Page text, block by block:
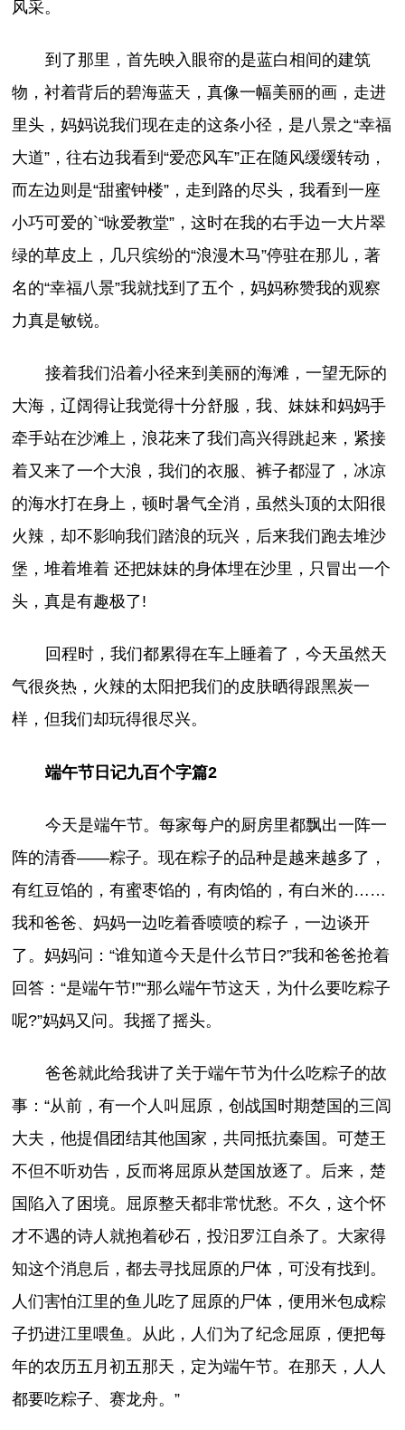
风采。
到了那里，首先映入眼帘的是蓝白相间的建筑
物，衬着背后的碧海蓝天，真像一幅美丽的画，走进
里头，妈妈说我们现在走的这条小径，是八景之“幸福
大道”，往右边我看到“爱恋风车”正在随风缓缓转动，
而左边则是“甜蜜钟楼”，走到路的尽头，我看到一座
小巧可爱的`“咏爱教堂”，这时在我的右手边一大片翠
绿的草皮上，几只缤纷的“浪漫木马”停驻在那儿，著
名的“幸福八景”我就找到了五个，妈妈称赞我的观察
力真是敏锐。
接着我们沿着小径来到美丽的海滩，一望无际的
大海，辽阔得让我觉得十分舒服，我、妹妹和妈妈手
牵手站在沙滩上，浪花来了我们高兴得跳起来，紧接
着又来了一个大浪，我们的衣服、裤子都湿了，冰凉
的海水打在身上，顿时暑气全消，虽然头顶的太阳很
火辣，却不影响我们踏浪的玩兴，后来我们跑去堆沙
堡，堆着堆着 还把妹妹的身体埋在沙里，只冒出一个
头，真是有趣极了!
回程时，我们都累得在车上睡着了，今天虽然天
气很炎热，火辣的太阳把我们的皮肤晒得跟黑炭一
样，但我们却玩得很尽兴。
端午节日记九百个字篇2
今天是端午节。每家每户的厨房里都飘出一阵一
阵的清香――粽子。现在粽子的品种是越来越多了，
有红豆馅的，有蜜枣馅的，有肉馅的，有白米的……
我和爸爸、妈妈一边吃着香喷喷的粽子，一边谈开
了。妈妈问：“谁知道今天是什么节日?”我和爸爸抢着
回答：“是端午节!”“那么端午节这天，为什么要吃粽子
呢?”妈妈又问。我摇了摇头。
爸爸就此给我讲了关于端午节为什么吃粽子的故
事：“从前，有一个人叫屈原，创战国时期楚国的三闾
大夫，他提倡团结其他国家，共同抵抗秦国。可楚王
不但不听劝告，反而将屈原从楚国放逐了。后来，楚
国陷入了困境。屈原整天都非常忧愁。不久，这个怀
才不遇的诗人就抱着砂石，投汨罗江自杀了。大家得
知这个消息后，都去寻找屈原的尸体，可没有找到。
人们害怕江里的鱼儿吃了屈原的尸体，便用米包成粽
子扔进江里喂鱼。从此，人们为了纪念屈原，便把每
年的农历五月初五那天，定为端午节。在那天，人人
都要吃粽子、赛龙舟。”